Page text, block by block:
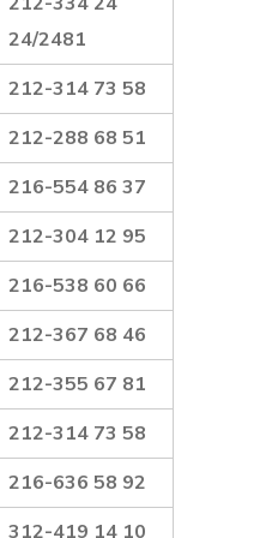
24/2481
212-314 73 58
212-288 68 51
216-554 86 37
212-304 12 95
216-538 60 66
212-367 68 46
212-355 67 81
212-314 73 58
216-636 58 92
312-419 14 10